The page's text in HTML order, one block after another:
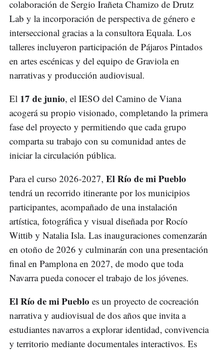
colaboración de Sergio Irañeta Chamizo de Drutz
Lab y la incorporación de perspectiva de género e
interseccional gracias a la consultora Equala. Los
talleres incluyeron participación de Pájaros Pintados
en artes escénicas y del equipo de Graviola en
narrativas y producción audiovisual.
El 17 de junio, el IESO del Camino de Viana
acogerá su propio visionado, completando la primera
fase del proyecto y permitiendo que cada grupo
comparta su trabajo con su comunidad antes de
iniciar la circulación pública.
Para el curso 2026-2027, El Río de mi Pueblo
tendrá un recorrido itinerante por los municipios
participantes, acompañado de una instalación
artística, fotográfica y visual diseñada por Rocío
Wittib y Natalia Isla. Las inauguraciones comenzarán
en otoño de 2026 y culminarán con una presentación
final en Pamplona en 2027, de modo que toda
Navarra pueda conocer el trabajo de los jóvenes.
El Río de mi Pueblo es un proyecto de cocreación
narrativa y audiovisual de dos años que invita a
estudiantes navarros a explorar identidad, convivencia
y territorio mediante documentales interactivos. Es